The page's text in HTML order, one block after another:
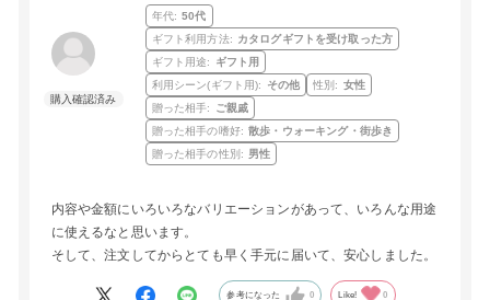
年代: 50代
ギフト利用方法: カタログギフトを受け取った方
ギフト用途:
ギフト用
利用シーン(ギフト用):
その他 性別: 女性
贈った相手:
ご親戚
贈った相手の嗜好: 散歩・ウォーキング・街歩き
贈った相手の性別: 男性
内容や金額にいろいろなバリエーションがあって、いろんな用途
に使えるなと思います。
そして、注文してからとても早く手元に届いて、安心しました。
参考になった 0 Like! 0